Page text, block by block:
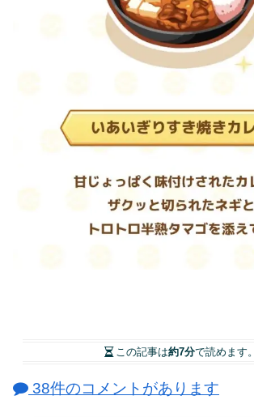
この記事は約7分で読めます。
38件のコメントがあります